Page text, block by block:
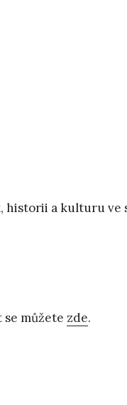
historii a kulturu ve
můžete zde.